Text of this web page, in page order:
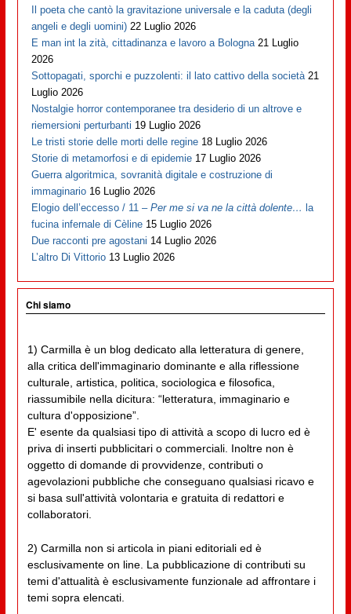
Il poeta che cantò la gravitazione universale e la caduta (degli
angeli e degli uomini) 22 Luglio 2026
E man int la zità, cittadinanza e lavoro a Bologna 21 Luglio
2026
Sottopagati, sporchi e puzzolenti: il lato cattivo della società 21
Luglio 2026
Nostalgie horror contemporanee tra desiderio di un altrove e
riemersioni perturbanti 19 Luglio 2026
Le tristi storie delle morti delle regine 18 Luglio 2026
Storie di metamorfosi e di epidemie 17 Luglio 2026
Guerra algoritmica, sovranità digitale e costruzione di
immaginario 16 Luglio 2026
Elogio dell’eccesso / 11 –Per me si va ne la città dolente… la
fucina infernale di Cèline 15 Luglio 2026
Due racconti pre agostani 14 Luglio 2026
L’altro Di Vittorio 13 Luglio 2026
Chi siamo
1) Carmilla è un blog dedicato alla letteratura di genere,
alla critica dell'immaginario dominante e alla riflessione
culturale, artistica, politica, sociologica e filosofica,
riassumibile nella dicitura: “letteratura, immaginario e
cultura d'opposizione”.
E' esente da qualsiasi tipo di attività a scopo di lucro ed è
priva di inserti pubblicitari o commerciali. Inoltre non è
oggetto di domande di provvidenze, contributi o
agevolazioni pubbliche che conseguano qualsiasi ricavo e
si basa sull'attività volontaria e gratuita di redattori e
collaboratori.
2) Carmilla non si articola in piani editoriali ed è
esclusivamente on line. La pubblicazione di contributi su
temi d'attualità è esclusivamente funzionale ad affrontare i
temi sopra elencati.